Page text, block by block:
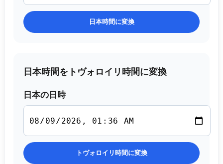
日本時間に変換
日本時間をトヴォロイリ時間に変換
日本の日時
トヴォロイリ時間に変換